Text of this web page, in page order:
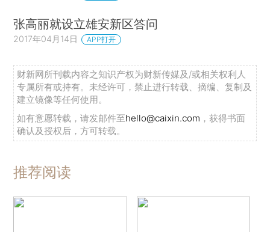
张高丽就设立雄安新区答问
2017年04月14日 APP打开
财新网所刊载内容之知识产权为财新传媒及/或相关权利人
专属所有或持有。未经许可，禁止进行转载、摘编、复制及
建立镜像等任何使用。
如有意愿转载，请发邮件至hello@caixin.com ，获得书面
确认及授权后，方可转载。
推荐阅读